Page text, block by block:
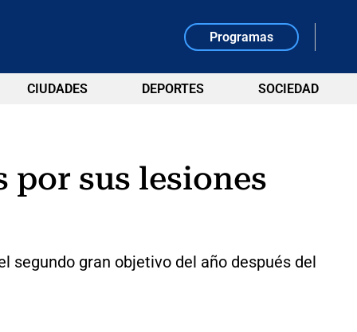
Programas
CIUDADES DEPORTES SOCIEDAD
por sus lesiones
segundo gran objetivo del año después del